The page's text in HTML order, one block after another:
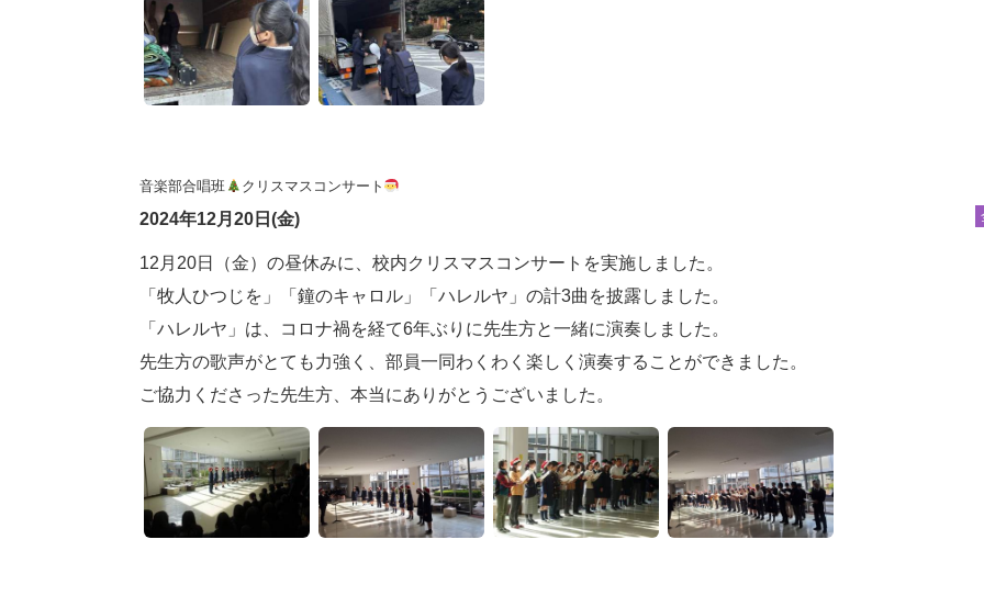
音楽部合唱班 クリスマスコンサート
2024年12月20日(金)
12月20日（金）の昼休みに、校内クリスマスコンサートを実施しました。
「牧人ひつじを」「鐘のキャロル」「ハレルヤ」の計3曲を披露しました。
「ハレルヤ」は、コロナ禍を経て6年ぶりに先生方と一緒に演奏しました。
先生方の歌声がとても力強く、部員一同わくわく楽しく演奏することができました。
ご協力くださった先生方、本当にありがとうございました。